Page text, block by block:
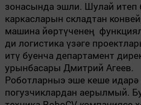
зонасында эшли. Шулай итеп
каркасларын складтан
машина йөртүченең
ди логистика үзәге
итү буенча департамент
урынбасары Дмитрий Агеев.
Роботларныэ эше кеше идарә
погузчиклардан аерылмый.